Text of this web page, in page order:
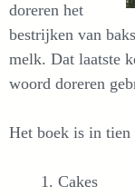
doreren het
bestrijken van
melk. Dat laatste
woord doreren
Het boek is in tien
Cakes